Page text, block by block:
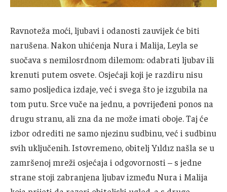
Ravnoteža moći, ljubavi i odanosti zauvijek će biti
narušena. Nakon uhićenja Nura i Malija, Leyla se
suočava s nemilosrdnom dilemom: odabrati ljubav ili
krenuti putem osvete. Osjećaji koji je razdiru nisu
samo posljedica izdaje, već i svega što je izgubila na
tom putu. Srce vuče na jednu, a povrijeđeni ponos na
drugu stranu, ali zna da ne može imati oboje. Taj će
izbor odrediti ne samo njezinu sudbinu, već i sudbinu
svih uključenih. Istovremeno, obitelj Yıldız našla se u
zamršenoj mreži osjećaja i odgovornosti – s jedne
strane stoji zabranjena ljubav između Nura i Malija